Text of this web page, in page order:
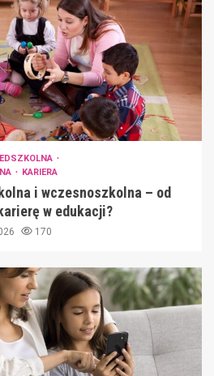
KARIERA
i wczesnoszkolna – od
w edukacji?
170